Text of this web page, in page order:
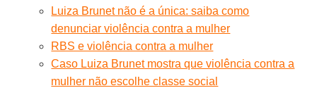
Luiza Brunet não é a única: saiba como
denunciar violência contra a mulher
RBS e violência contra a mulher
Caso Luiza Brunet mostra que violência contra a
mulher não escolhe classe social